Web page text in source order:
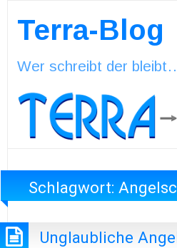
Terra-Blog
Wer schreibt der
Schlagwort:
Unglaubliche